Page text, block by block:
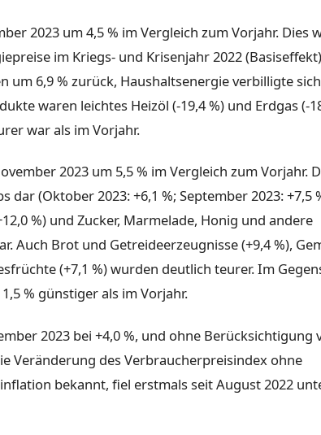
2023 um 4,5 % im Vergleich zum Vorjahr. Dies
im Kriegs- und Krisenjahr 2022 (Basiseffekt)
um 6,9 % zurück, Haushaltsenergie verbilligte
waren leichtes Heizöl (-19,4 %) und Erdgas (-
war als im Vorjahr.
2023 um 5,5 % im Vergleich zum Vorjahr.
(Oktober 2023: +6,1 %; September 2023: +7,5
%) und Zucker, Marmelade, Honig und andere
Auch Brot und Getreideerzeugnisse (+9,4 %),
(+7,1 %) wurden deutlich teurer. Im
% günstiger als im Vorjahr.
2023 bei +4,0 %, und ohne Berücksichtigung
Veränderung des Verbraucherpreisindex ohne
bekannt, fiel erstmals seit August 2022